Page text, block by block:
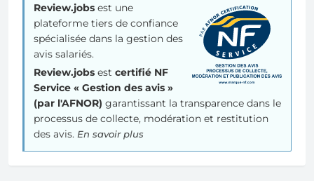
Review.jobs est une
plateforme tiers de confiance
spécialisée dans la gestion des
avis salariés.
Review.jobs est certifié NF
Service « Gestion des avis »
(par l'AFNOR) garantissant la transparence dans le
processus de collecte, modération et restitution
des avis. En savoir plus